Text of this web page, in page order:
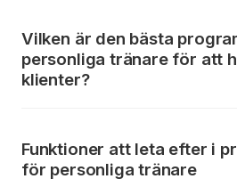
Vilken är den bästa
personliga tränare för att
klienter?
Funktioner att leta efter i
för personliga tränare